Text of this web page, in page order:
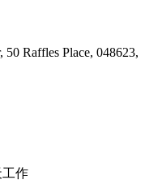
Raffles Place, 048623,
作